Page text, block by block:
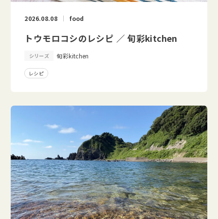
2026.08.08 food
トウモロコシのレシピ ／ 旬彩kitchen
シリーズ 旬彩kitchen
レシピ